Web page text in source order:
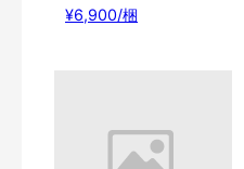
¥6,900/梱